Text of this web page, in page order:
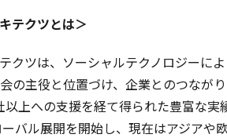
テクツとは＞
クツは、ソーシャルテクノロジーに
の主役と位置づけ、企業とのつなが
上への支援を経て得られた豊富な実
バル展開を開始し、現在はアジアや